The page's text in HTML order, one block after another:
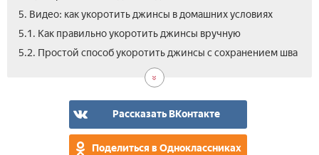
5. Видео: как укоротить джинсы в домашних условиях
5.1. Как правильно укоротить джинсы вручную
5.2. Простой способ укоротить джинсы с сохранением шва
Рассказать ВКонтакте
Поделиться в Одноклассниках